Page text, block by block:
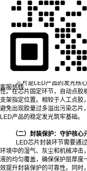
一、精准适配：自动点胶机
LED封装流程涵盖芯片固
机的应用贯穿其中，针对不同
个工序的精准落地。
芯片是LED产品的发光核
性。在芯片固定环节，自动点胶
支架指定位置。相较于人工点胶
避免出现胶量过多溢出污染芯片
LED产品的稳定发光筑牢基础。
（二）封装保护：守护核心
LED芯片封装环节需要通
环境中的湿气、灰尘和机械冲击
液的均匀覆盖，确保保护层厚度
效提升封装保护的可靠性。同时
客服热线